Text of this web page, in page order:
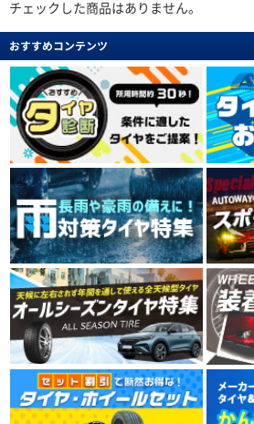
チェックした商品はありません。
おすすめコンテンツ